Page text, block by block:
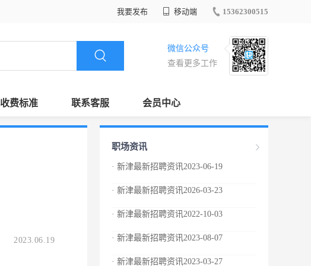
我要发布 移动端 15362300515
微信公众号
查看更多工作
收费标准 联系客服 会员中心
2023.06.19
职场资讯
· 新津最新招聘资讯2023-06-19
· 新津最新招聘资讯2026-03-23
· 新津最新招聘资讯2022-10-03
· 新津最新招聘资讯2023-08-07
· 新津最新招聘资讯2023-03-27